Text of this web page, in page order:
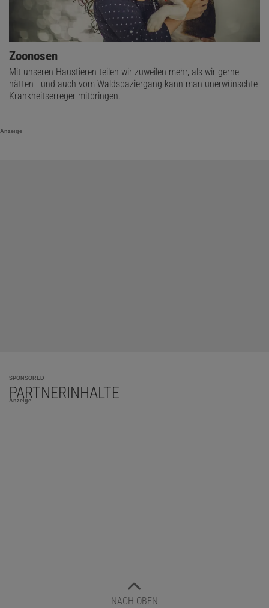
Zoonosen
Mit unseren Haustieren teilen wir zuweilen mehr, als wir gerne
hätten - und auch vom Waldspaziergang kann man unerwünschte
Krankheitserreger mitbringen.
Anzeige
SPONSORED
PARTNERINHALTE
Anzeige
NACH OBEN